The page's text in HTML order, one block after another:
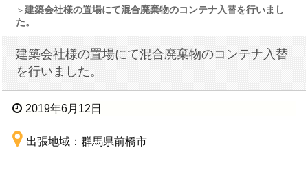
建築会社様の置場にて混合廃棄物のコンテナ入替を行いまし
た。
建築会社様の置場にて混合廃棄物のコンテナ入替
を行いました。
2019年6月12日
出張地域：群馬県前橋市